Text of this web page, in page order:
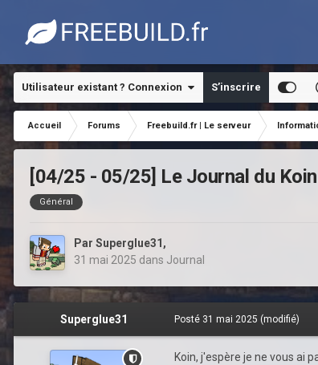
Utilisateur existant ? Connexion S’inscrire
Accueil Forums Freebuild.fr | Le serveur
[04/25 - 05/25] Le Journal du
Général
Par Superglue31 ,
31 mai 2025 dans Journal
Superglue31 Posté 31 mai 2025 (modifié)
Koin, j'espère je ne vous ai